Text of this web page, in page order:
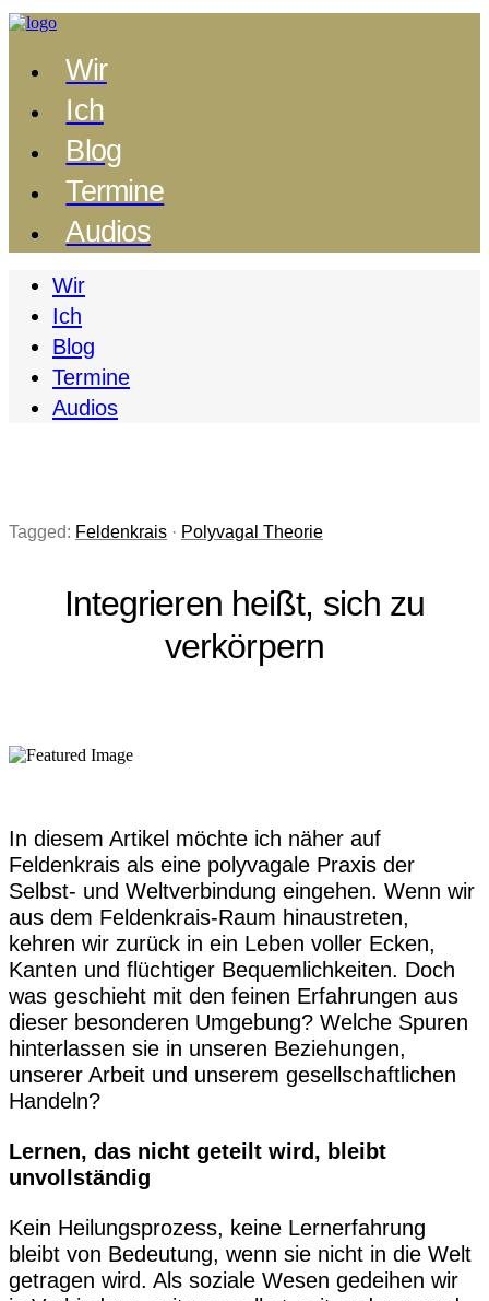
Wir
Ich
Blog
Termine
Audios
Wir
Ich
Blog
Termine
Audios
Tagged: Feldenkrais · Polyvagal Theorie
Integrieren heißt, sich zu
verkörpern
In diesem Artikel möchte ich näher auf
Feldenkrais als eine polyvagale Praxis der
Selbst- und Weltverbindung eingehen. Wenn wir
aus dem Feldenkrais-Raum hinaustreten,
kehren wir zurück in ein Leben voller Ecken,
Kanten und flüchtiger Bequemlichkeiten. Doch
was geschieht mit den feinen Erfahrungen aus
dieser besonderen Umgebung? Welche Spuren
hinterlassen sie in unseren Beziehungen,
unserer Arbeit und unserem gesellschaftlichen
Handeln?
Lernen, das nicht geteilt wird, bleibt
unvollständig
Kein Heilungsprozess, keine Lernerfahrung
bleibt von Bedeutung, wenn sie nicht in die Welt
getragen wird. Als soziale Wesen gedeihen wir